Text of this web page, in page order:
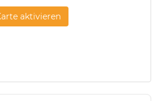
aktivieren